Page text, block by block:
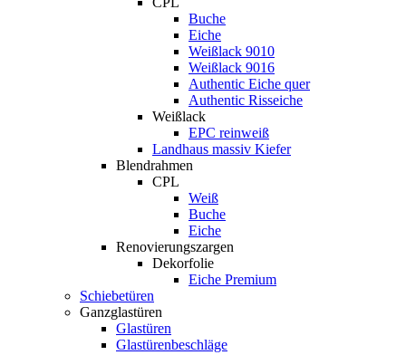
Buche
Eiche
Weißlack 9010
Weißlack 9016
Authentic Eiche quer
Authentic Risseiche
Weißlack
EPC reinweiß
Landhaus massiv Kiefer
Blendrahmen
CPL
Weiß
Buche
Eiche
Renovierungszargen
Dekorfolie
Eiche Premium
Schiebetüren
Ganzglastüren
Glastüren
Glastürenbeschläge